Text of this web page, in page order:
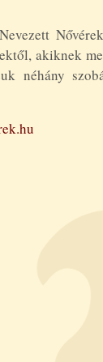
akiknek
néhány